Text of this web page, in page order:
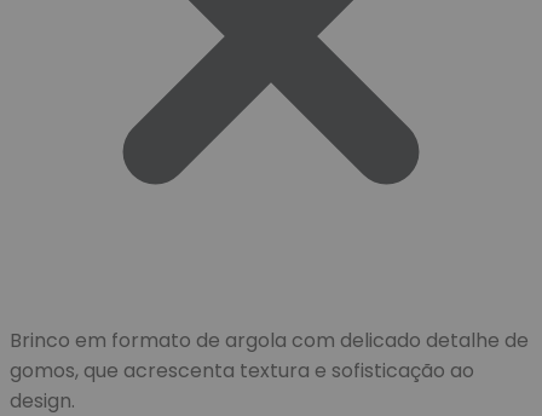
Brinco em formato de argola com delicado detalhe de
gomos, que acrescenta textura e sofisticação ao
design.